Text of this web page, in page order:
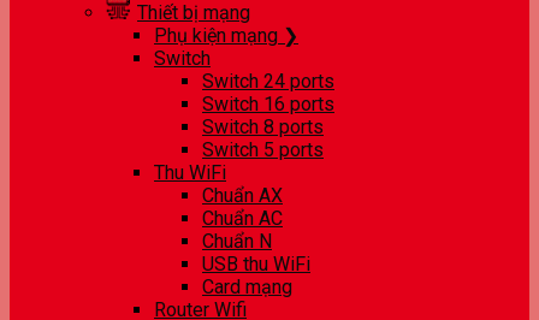
Thiết bị mạng
Phụ kiện mạng ❯
Switch
Switch 24 ports
Switch 16 ports
Switch 8 ports
Switch 5 ports
Thu WiFi
Chuẩn AX
Chuẩn AC
Chuẩn N
USB thu WiFi
Card mạng
Router Wifi